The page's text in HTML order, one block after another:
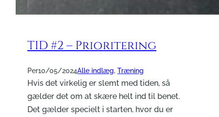
TID #2 – Prioritering
Per10/05/2024Alle indlæg, Træning
Hvis det virkelig er slemt med tiden, så
gælder det om at skære helt ind til benet.
Det gælder specielt i starten, hvor du er